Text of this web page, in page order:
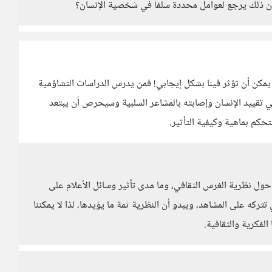
أن ذلك يرجع لعوامل محددة سلفاً في شخصية الإنسان؟
أن تؤثر فينا بشكل إيجابي! فمن يدرس الدراسات التشاؤمية
الإنسان وإصابته بالمشاعر السلبية وسيحرص أن يبتعد
بماهية وكيفية التأثير.
نظرية الغرس الثقافي، وما مدى تأثير وسائل الأعلام على
على المشاهد، ويبدو أن النظرية ثمة ما يؤيدها، لذا لا يمكننا
والثقافية.